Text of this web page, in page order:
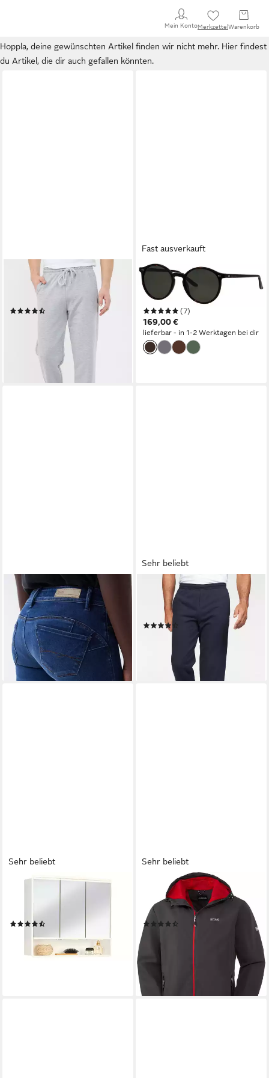
Mein KontoMerkzettel Warenkorb
Hoppla, deine gewünschten Artikel finden wir nicht mehr. Hier findest
du Artikel, die dir auch gefallen könnten.
COMEOR
Jogginghose Sweathose
Sporthose Herren (1-tlg)
UVP
lieferbar - in 2-3 Werktagen bei dir
Fast ausverkauft
MARC O'POLO
Sonnenbrille Modell 505112
Panto-Form
(7)
169,00 €
lieferbar - in 1-2 Werktagen bei dir
SALSA
Stretch-Jeans SALSA JEANS
WONDER PUSH UP FLARE
122687.8504
99,95 €
lieferbar - in 2-3 Werktagen bei dir
Sehr beliebt
FRUIT OF THE LOOM
Sweathose Open Leg
Jogginghose
(2436)
ab 22,99 €
lieferbar - in 1-2 Werktagen bei dir
Sehr beliebt
39,99 €
lieferbar - in 5-6 Werktagen bei dir
Sehr beliebt
REGATTA
Allwetterjacke elastisch und
bewegungsfreundlich
(115)
120,00 €
-38%
lieferbar - in 2-3 Werktagen bei dir